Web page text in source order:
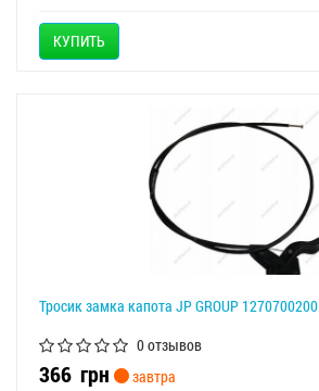
КУПИТЬ
Тросик замка капота JP GROUP 1270700200
0 отзывов
366 грн
завтра